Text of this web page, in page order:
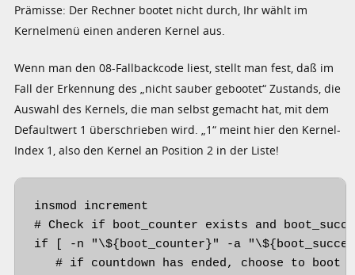
Prämisse: Der Rechner bootet nicht durch, Ihr wählt im
Kernelmenü einen anderen Kernel aus.
Wenn man den 08-Fallbackcode liest, stellt man fest, daß im
Fall der Erkennung des „nicht sauber gebootet“ Zustands, die
Auswahl des Kernels, die man selbst gemacht hat, mit dem
Defaultwert 1 überschrieben wird. „1“ meint hier den Kernel-
Index 1, also den Kernel an Position 2 in der Liste!
insmod increment
# Check if boot_counter exists and
if [ -n "\${boot_counter}" -a
# if countdown has ended, choose to boot